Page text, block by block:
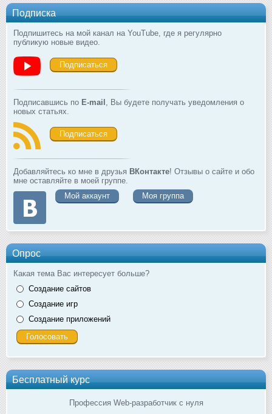
Подписка
Подпишитесь на мой канал на YouTube, где я регулярно
публикую новые видео.
Подписаться
Подписавшись по E-mail , Вы будете получать уведомления о
новых статьях.
Подписаться
Добавляйтесь ко мне в друзья ВКонтакте! Отзывы о сайте и обо
мне оставляйте в моей группе.
Мой аккаунт
Моя группа
Опрос
Какая тема Вас интересует больше?
Создание сайтов
Создание игр
Создание приложений
Бесплатный курс
Профессия Web-разработчик с нуля